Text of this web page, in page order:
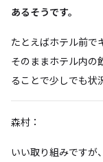
あるそうです。
たとえばホテル前で
そのままホテル内の
ることで少しでも状
森村：
いい取り組みですが